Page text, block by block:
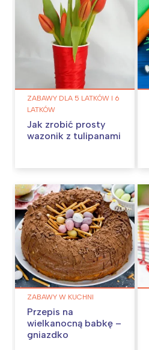
ZABAWY DLA 5 LATKÓW I 6
LATKÓW
Jak zrobić prosty
wazonik z tulipanami
ZABAWY W KUCHNI
Przepis na
wielkanocną babkę –
gniazdko